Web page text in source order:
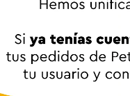
Bozal de nylon